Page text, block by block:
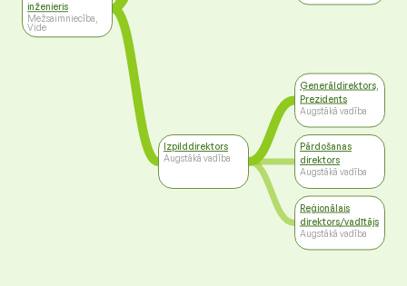
inženieris
Mežsaimniecība,
Vide
Izpilddirektors
Augstākā vadība
Ģenerāldirektors,
Prezidents
Augstākā vadība
Pārdošanas
direktors
Augstākā vadība
Reģionālais
direktors/vadītājs
Augstākā vadība